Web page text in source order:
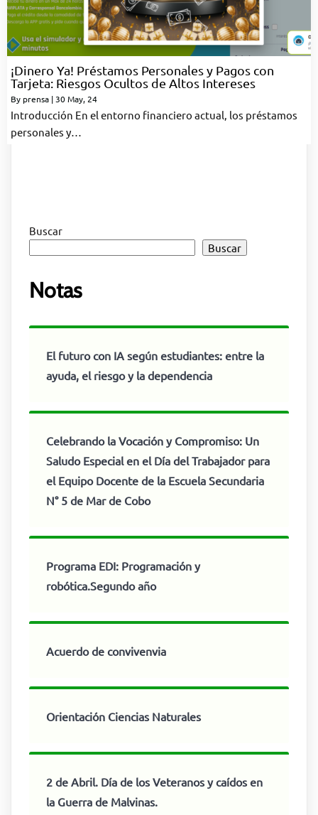
¡Dinero Ya! Préstamos Personales y Pagos con
Tarjeta: Riesgos Ocultos de Altos Intereses
By prensa | 30May, 24
Introducción En el entorno financiero actual, los préstamos
personales y…
Buscar
Buscar
Notas
El futuro con IA según estudiantes: entre la
ayuda, el riesgo y la dependencia
Celebrando la Vocación y Compromiso: Un
Saludo Especial en el Día del Trabajador para
el Equipo Docente de la Escuela Secundaria
N° 5 de Mar de Cobo
Programa EDI: Programación y
robótica.Segundo año
Acuerdo de convivenvia
Orientación Ciencias Naturales
2 de Abril. Día de los Veteranos y caídos en
la Guerra de Malvinas.